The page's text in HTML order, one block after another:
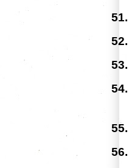
51.
52.
53.
54.
55.
56.